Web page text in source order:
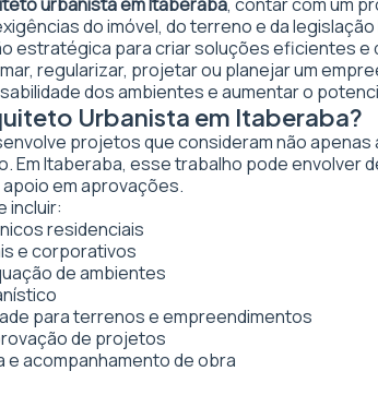
do imóvel, do terreno e da
estratégica para criar soluções eficientes e
regularizar, projetar ou planejar um
dos ambientes e aumentar o
Urbanista em Itaberaba?
projetos que consideram não
Em Itaberaba, esse trabalho pode
em aprovações.
incluir:
residenciais
e corporativos
de ambientes
para terrenos e empreendimentos
de projetos
acompanhamento de obra